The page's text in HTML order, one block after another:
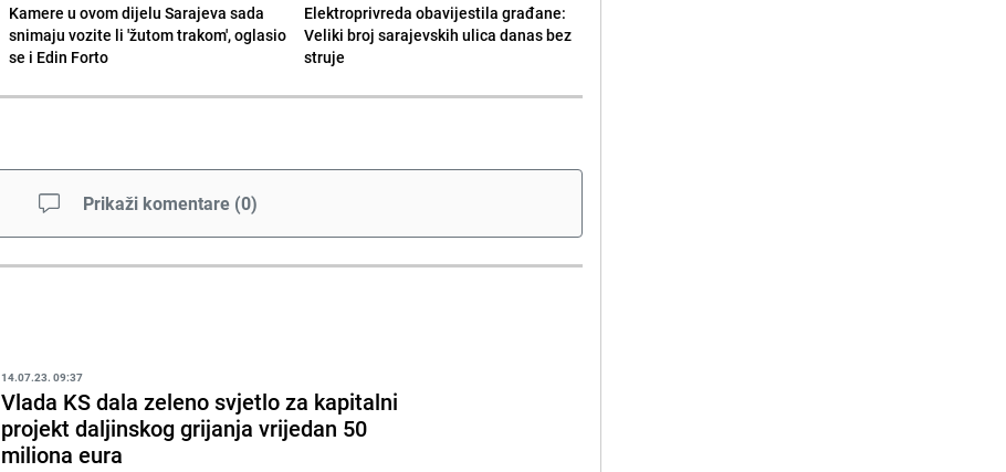
Kamere u ovom dijelu Sarajeva sada
snimaju vozite li 'žutom trakom', oglasio
se i Edin Forto
Elektroprivreda obavijestila građane:
Veliki broj sarajevskih ulica danas bez
struje
Prikaži komentare (0)
14.07.23. 09:37
Vlada KS dala zeleno svjetlo za kapitalni
projekt daljinskog grijanja vrijedan 50
miliona eura